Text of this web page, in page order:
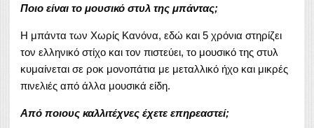
Ποιο είναι το μουσικό στυλ της μπάντας;
Η μπάντα των Χωρίς Κανόνα, εδώ και 5 χρόνια στηρίζει
τον ελληνικό στίχο και τον πιστεύει, το μουσικό της στυλ
κυμαίνεται σε ροκ μονοπάτια με μεταλλικό ήχο και μικρές
πινελιές από άλλα μουσικά είδη.
Από ποιους καλλιτέχνες έχετε επηρεαστεί;